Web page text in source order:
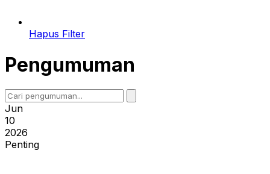
Hapus Filter
Pengumuman
Jun
10
2026
Penting